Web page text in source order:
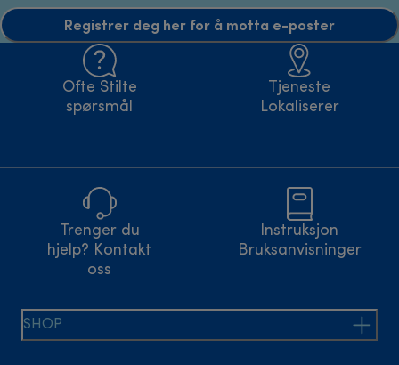
Registrer deg her for å motta e-poster
Ofte Stilte
spørsmål
Tjeneste
Lokaliserer
Trenger du
hjelp? Kontakt
oss
Instruksjon
Bruksanvisninger
SHOP